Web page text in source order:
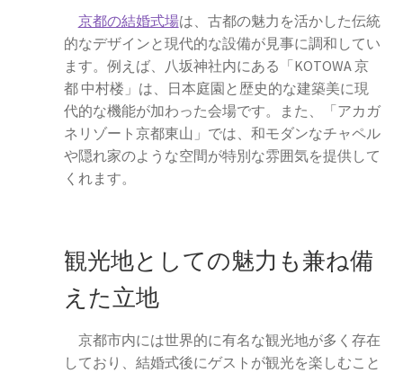
ウエディングの定番曲
京都でフォトウェディングをするならここ！おすすめス
ポット12選
海外ウエディングのメリット、デメリット
フォトウェディング
アーカイブ
京都の結婚式場最新情報！ブライダルフェアと特典の楽
京都の結婚式場は、古都の魅力を活かした伝統
的なデザインと現代的な設備が見事に調和してい
ます。例えば、八坂神社内にある「KOTOWA 京
都 中村楼」は、日本庭園と歴史的な建築美に現
代的な機能が加わった会場です。また、「アカガ
ネリゾート京都東山」では、和モダンなチャペル
や隠れ家のような空間が特別な雰囲気を提供して
くれます。
観光地としての魅力も兼ね備
えた立地
京都市内には世界的に有名な観光地が多く存在
しており、結婚式後にゲストが観光を楽しむこと